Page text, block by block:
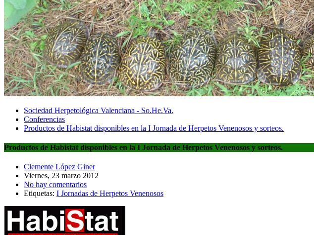
Sociedad Herpetológica Valenciana - So.He.Va.
Conferencias
Productos de Habistat disponibles en la I Jornada de Herpetos Venenosos y sorteos.
Productos de Habistat disponibles en la I Jornada de Herpetos Venenosos y sorteos.
Clemente López Giner
Viernes, 23 marzo 2012
No hay comentarios
Etiquetas: I Jornadas de Herpetos Venenosos